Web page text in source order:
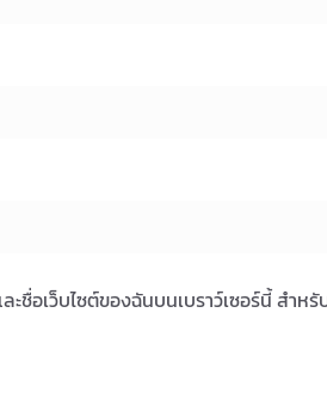
ะชื่อเว็บไซต์ของฉันบนเบราว์เซอร์นี้ สำห